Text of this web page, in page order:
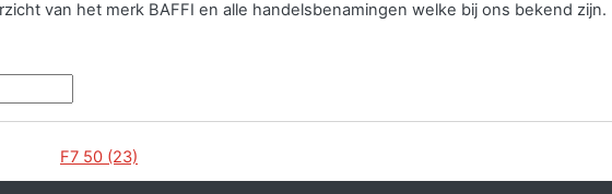
van het merk BAFFI en alle handelsbenamingen welke bij ons bekend zijn.
F7 50 (23)